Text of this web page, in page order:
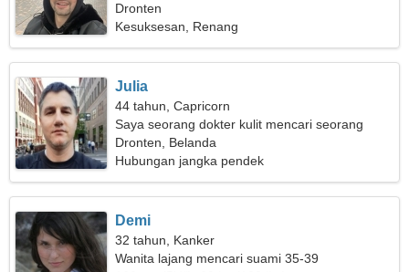
Dronten
Kesuksesan, Renang
Julia
44 tahun, Capricorn
Saya seorang dokter kulit mencari seorang
wanita romantis
Dronten, Belanda
Hubungan jangka pendek
Demi
32 tahun, Kanker
Wanita lajang mencari suami 35-39